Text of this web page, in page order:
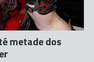
metade dos